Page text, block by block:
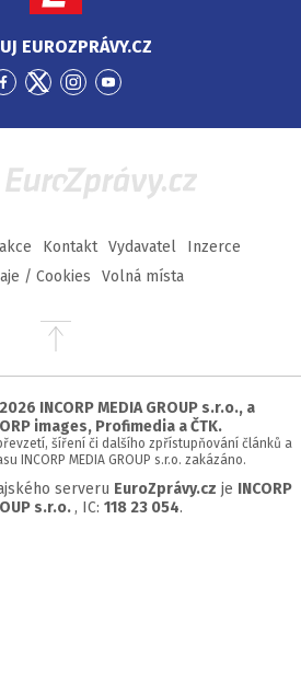
EUROZPRÁVY.CZ
Přejít
Facebook
Přejít
Twitter
Přejít
Instagram
Přejít
YouTube
EuroZprávy.cz
Kontakt Vydavatel
Inzerce
/ Cookies
Volná místa
Přejít
stránky
INCORP MEDIA GROUP s.r.o., a
images, Profimedia a ČTK.
šíření či dalšího zpřístupňování článků a
INCORP MEDIA GROUP s.r.o. zakázáno.
serveru EuroZprávy.cz je INCORP
s.r.o. , IC: 118 23 054.